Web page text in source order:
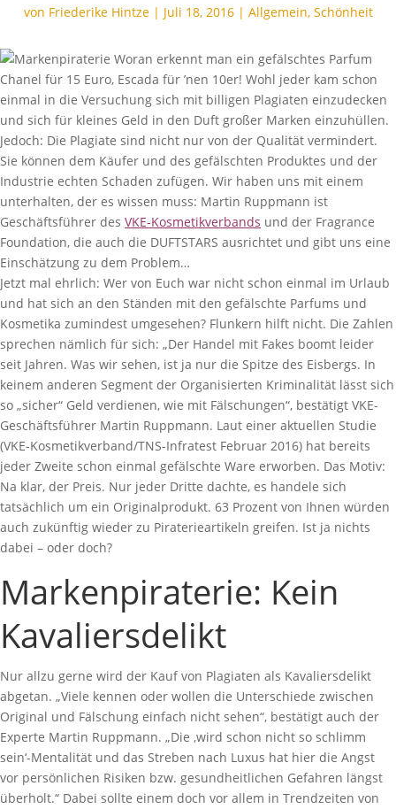
von Friederike Hintze| Juli 18, 2016| Allgemein, Schönheit
Chanel für 15 Euro, Escada für ’nen 10er! Wohl jeder kam schon
einmal in die Versuchung sich mit billigen Plagiaten einzudecken
und sich für kleines Geld in den Duft großer Marken einzuhüllen.
Jedoch: Die Plagiate sind nicht nur von der Qualität vermindert.
Sie können dem Käufer und des gefälschten Produktes und der
Industrie echten Schaden zufügen. Wir haben uns mit einem
unterhalten, der es wissen muss: Martin Ruppmann ist
Geschäftsführer des VKE-Kosmetikverbands und der Fragrance
Foundation, die auch die DUFTSTARS ausrichtet und gibt uns eine
Einschätzung zu dem Problem…
Jetzt mal ehrlich: Wer von Euch war nicht schon einmal im Urlaub
und hat sich an den Ständen mit den gefälschte Parfums und
Kosmetika zumindest umgesehen? Flunkern hilft nicht. Die Zahlen
sprechen nämlich für sich: „Der Handel mit Fakes boomt leider
seit Jahren. Was wir sehen, ist ja nur die Spitze des Eisbergs. In
keinem anderen Segment der Organisierten Kriminalität lässt sich
so „sicher“ Geld verdienen, wie mit Fälschungen“, bestätigt VKE-
Geschäftsführer Martin Ruppmann. Laut einer aktuellen Studie
(VKE-Kosmetikverband/TNS-Infratest Februar 2016) hat bereits
jeder Zweite schon einmal gefälschte Ware erworben. Das Motiv:
Na klar, der Preis. Nur jeder Dritte dachte, es handele sich
tatsächlich um ein Originalprodukt. 63 Prozent von Ihnen würden
auch zukünftig wieder zu Piraterieartikeln greifen. Ist ja nichts
dabei – oder doch?
Markenpiraterie: Kein
Kavaliersdelikt
Nur allzu gerne wird der Kauf von Plagiaten als Kavaliersdelikt
abgetan. „Viele kennen oder wollen die Unterschiede zwischen
Original und Fälschung einfach nicht sehen“, bestätigt auch der
Experte Martin Ruppmann. „Die ‚wird schon nicht so schlimm
sein‘-Mentalität und das Streben nach Luxus hat hier die Angst
vor persönlichen Risiken bzw. gesundheitlichen Gefahren längst
überholt.“ Dabei sollte einem doch vor allem in Trendzeiten von